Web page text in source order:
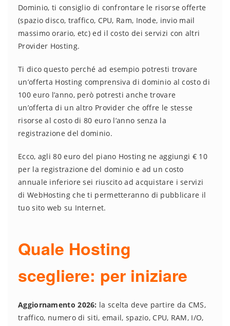
Dominio, ti consiglio di confrontare le risorse offerte
(spazio disco, traffico, CPU, Ram, Inode, invio mail
massimo orario, etc) ed il costo dei servizi con altri
Provider Hosting.
Ti dico questo perché ad esempio potresti trovare
un’offerta Hosting comprensiva di dominio al costo di
100 euro l’anno, però potresti anche trovare
un’offerta di un altro Provider che offre le stesse
risorse al costo di 80 euro l’anno senza la
registrazione del dominio.
Ecco, agli 80 euro del piano Hosting ne aggiungi € 10
per la registrazione del dominio e ad un costo
annuale inferiore sei riuscito ad acquistare i servizi
di WebHosting che ti permetteranno di pubblicare il
tuo sito web su Internet.
Quale Hosting
scegliere: per iniziare
Aggiornamento 2026: la scelta deve partire da CMS,
traffico, numero di siti, email, spazio, CPU, RAM, I/O,